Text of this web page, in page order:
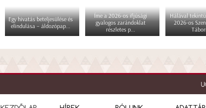
Egy hivatás beteljesülése és
elindulása – áldozópap...
Íme a 2026-os ifjúsági
gyalogos zarándoklat
részletes p...
Hálával
2026-os